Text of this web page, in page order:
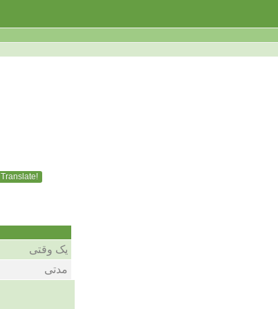
Translate!
یک وقتی
مدتی